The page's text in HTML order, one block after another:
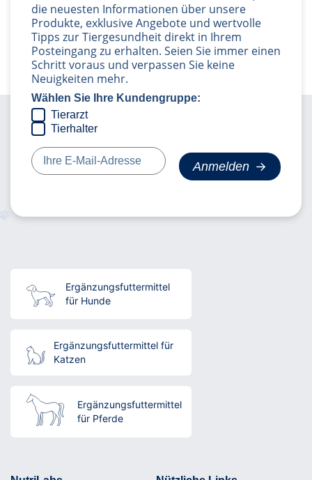
die neuesten Informationen über unsere
Produkte, exklusive Angebote und wertvolle
Tipps zur Tiergesundheit direkt in Ihrem
Posteingang zu erhalten. Seien Sie immer einen
Schritt voraus und verpassen Sie keine
Neuigkeiten mehr.
Wählen Sie Ihre Kundengruppe:
Tierarzt
Tierhalter
Ergänzungsfuttermittel
für Hunde
Ergänzungsfuttermittel für
Katzen
Ergänzungsfuttermittel
für Pferde